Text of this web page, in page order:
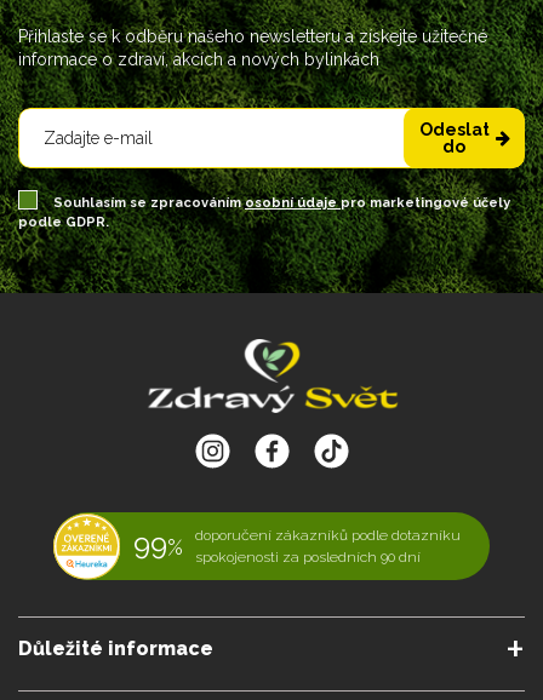
Přihlaste se k odběru našeho newsletteru a získejte užitečné
informace o zdraví, akcích a nových bylinkách
Odeslat
do
Souhlasím se zpracovánímosobní údajepro marketingové účely
podle GDPR.
99%
doporučení zákazníků podle dotazníku
spokojenosti za posledních 90 dní
Důležité informace